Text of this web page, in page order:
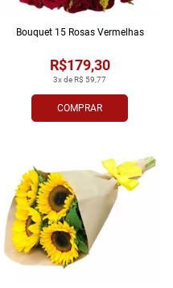
COMPRAR
3x de R$ 59,77
R$179,30
Bouquet 15 Rosas Vermelhas